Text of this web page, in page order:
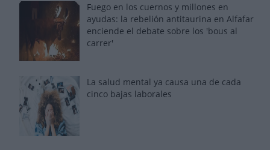
Fuego en los cuernos y millones en
ayudas: la rebelión antitaurina en Alfafar
enciende el debate sobre los 'bous al
carrer'
La salud mental ya causa una de cada
cinco bajas laborales